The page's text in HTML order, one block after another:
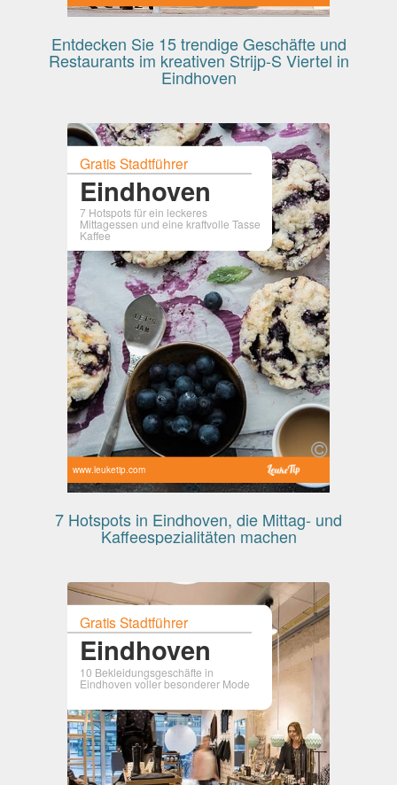
Entdecken Sie 15 trendige Geschäfte und
Restaurants im kreativen Strijp-S Viertel in
Eindhoven
Gratis Stadtführer
Eindhoven
7 Hotspots für ein leckeres
Mittagessen und eine kraftvolle Tasse
Kaffee
www.leuketip.com
7 Hotspots in Eindhoven, die Mittag- und
Kaffeespezialitäten machen
Gratis Stadtführer
Eindhoven
10 Bekleidungsgeschäfte in
Eindhoven voller besonderer Mode